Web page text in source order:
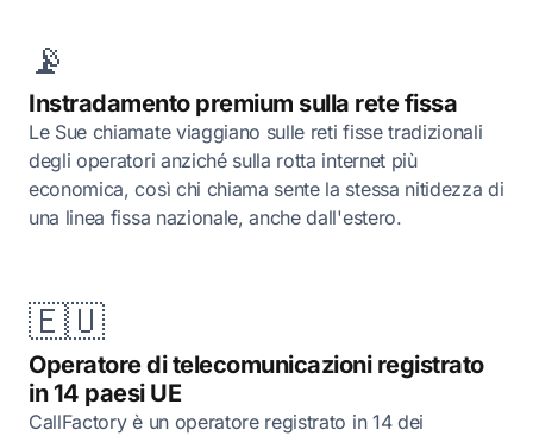
📡
Instradamento premium sulla rete fissa
Le Sue chiamate viaggiano sulle reti fisse tradizionali
degli operatori anziché sulla rotta internet più
economica, così chi chiama sente la stessa nitidezza di
una linea fissa nazionale, anche dall'estero.
🇪🇺
Operatore di telecomunicazioni registrato
in 14 paesi UE
CallFactory è un operatore registrato in 14 dei